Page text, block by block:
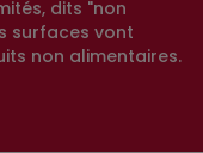
dits "non
surfaces vont
non alimentaires.